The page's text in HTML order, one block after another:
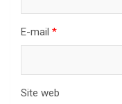
E-mail *
Site web